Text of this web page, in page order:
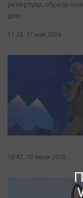
репертуар, обрела
дню
11:28, 31 мая 2026
18:47, 10 июля 2026